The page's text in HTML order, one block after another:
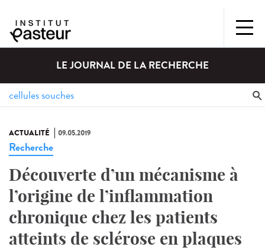
LE JOURNAL DE LA RECHERCHE
ACTUALITÉ 09.05.2019
Recherche
Découverte d’un mécanisme à
l’origine de l’inflammation
chronique chez les patients
atteints de sclérose en plaques